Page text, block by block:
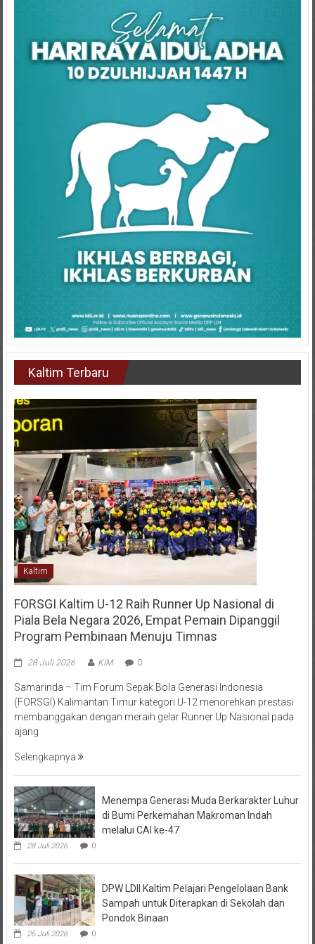
Kaltim Terbaru
Kaltim
FORSGI Kaltim U-12 Raih Runner Up Nasional di
Piala Bela Negara 2026, Empat Pemain Dipanggil
Program Pembinaan Menuju Timnas
(FORSGI) Kalimantan Timur kategori U-12 menorehkan prestasi
membanggakan dengan meraih gelar Runner Up Nasional pada
ajang
di Bumi Perkemahan Makroman Indah
melalui CAI ke-47
28 Juli 2026 0
Sampah untuk Diterapkan di Sekolah dan
Pondok Binaan
26 Juli 2026 0